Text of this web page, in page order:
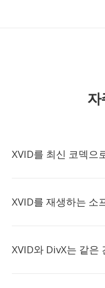
XVID를 최신 코덱으
XVID를 재생하는 소
XVID와 DivX는 같은